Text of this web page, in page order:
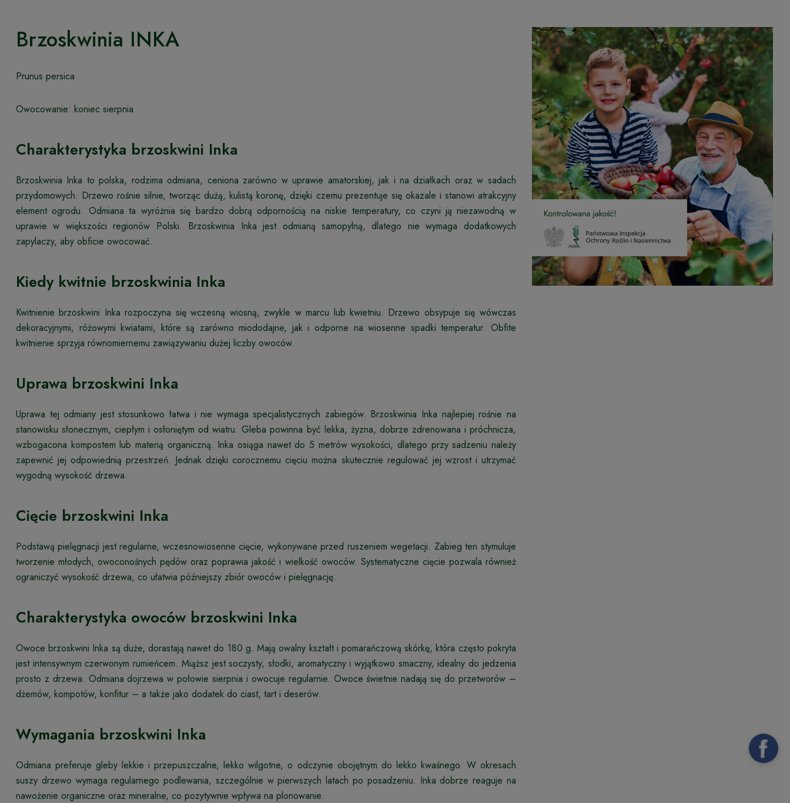
Brzoskwinia INKA
Prunus persica
Owocowanie: koniec sierpnia
Charakterystyka brzoskwini Inka
Brzoskwinia Inka to polska, rodzima odmiana, ceniona zarówno w uprawie amatorskiej, jak i na działkach oraz w sadach
przydomowych. Drzewo rośnie silnie, tworząc dużą, kulistą koronę, dzięki czemu prezentuje się okazale i stanowi atrakcyjny
element ogrodu. Odmiana ta wyróżnia się bardzo dobrą odpornością na niskie temperatury, co czyni ją niezawodną w
uprawie w większości regionów Polski. Brzoskwinia Inka jest odmianą samopylną, dlatego nie wymaga dodatkowych
zapylaczy, aby obficie owocować.
Kiedy kwitnie brzoskwinia Inka
Kwitnienie brzoskwini Inka rozpoczyna się wczesną wiosną, zwykle w marcu lub kwietniu. Drzewo obsypuje się wówczas
dekoracyjnymi, różowymi kwiatami, które są zarówno miododajne, jak i odporne na wiosenne spadki temperatur. Obfite
kwitnienie sprzyja równomiernemu zawiązywaniu dużej liczby owoców.
Uprawa brzoskwini Inka
Uprawa tej odmiany jest stosunkowo łatwa i nie wymaga specjalistycznych zabiegów. Brzoskwinia Inka najlepiej rośnie na
stanowisku słonecznym, ciepłym i osłoniętym od wiatru. Gleba powinna być lekka, żyzna, dobrze zdrenowana i próchnicza,
wzbogacona kompostem lub materią organiczną. Inka osiąga nawet do 5 metrów wysokości, dlatego przy sadzeniu należy
zapewnić jej odpowiednią przestrzeń. Jednak dzięki corocznemu cięciu można skutecznie regulować jej wzrost i utrzymać
wygodną wysokość drzewa.
Cięcie brzoskwini Inka
Podstawą pielęgnacji jest regularne, wczesnowiosenne cięcie, wykonywane przed ruszeniem wegetacji. Zabieg ten stymuluje
tworzenie młodych, owoconośnych pędów oraz poprawia jakość i wielkość owoców. Systematyczne cięcie pozwala również
ograniczyć wysokość drzewa, co ułatwia późniejszy zbiór owoców i pielęgnację.
Charakterystyka owoców brzoskwini Inka
Owoce brzoskwini Inka są duże, dorastają nawet do 180 g. Mają owalny kształt i pomarańczową skórkę, która często pokryta
jest intensywnym czerwonym rumieńcem. Miąższ jest soczysty, słodki, aromatyczny i wyjątkowo smaczny, idealny do jedzenia
prosto z drzewa. Odmiana dojrzewa w połowie sierpnia i owocuje regularnie. Owoce świetnie nadają się do przetworów –
dżemów, kompotów, konfitur – a także jako dodatek do ciast, tart i deserów.
Wymagania brzoskwini Inka
Odmiana preferuje gleby lekkie i przepuszczalne, lekko wilgotne, o odczynie obojętnym do lekko kwaśnego. W okresach
suszy drzewo wymaga regularnego podlewania, szczególnie w pierwszych latach po posadzeniu. Inka dobrze reaguje na
nawożenie organiczne oraz mineralne, co pozytywnie wpływa na plonowanie.